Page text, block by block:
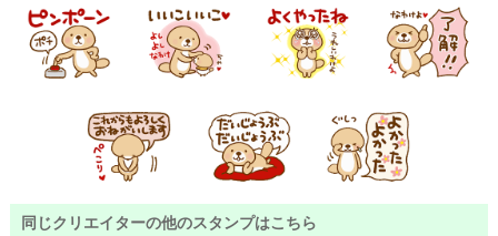
同じクリエイターの他のスタンプはこちら